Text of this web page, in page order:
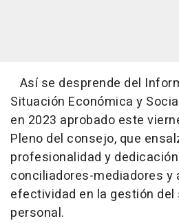
Así se desprende del
Situación Económica y
en 2023 aprobado este
Pleno del consejo, que
profesionalidad y
conciliadores-mediadores y
efectividad en la gestión
personal.